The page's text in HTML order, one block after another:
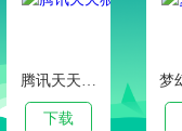
下载